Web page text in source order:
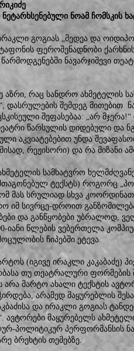
ნოამ ჩომსკის
გოგიას „მედეა და
ფეროშენადნობი
ნავარჯიშევი
აზრი, რაც სანდრო ახმეტელის
დასრულების შემდეგ მითებით
შეფასებაა: „არ
წარსულის დიდებული და
აკვიატებებით უნდა
რეჟისორი) და რა მიზანი
სამხატვრო
ტექსტს) როგორც
მას სრულიად სხვა
იმ სივრცე-დროით
და განწყობები უბრალოდ,
იანი წლების ვებერთელა
ჩიპებში ეტევა.
(იგივე ირაკლი კაკაბაძე)
თუ თეატრალური ფორმების
არა მარტო ახალი ტექსტის
არამედ მაყურებლის
და ირაკლი გოგიას
ავტორები მაყურებელს
პოლიტიკურ პერფორმანსის
ბრეხტის თემებზე.